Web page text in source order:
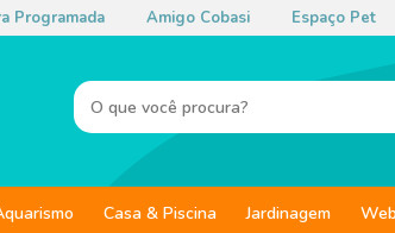
Programada Amigo Cobasi Espaço Pet
Casa & Piscina Jardinagem